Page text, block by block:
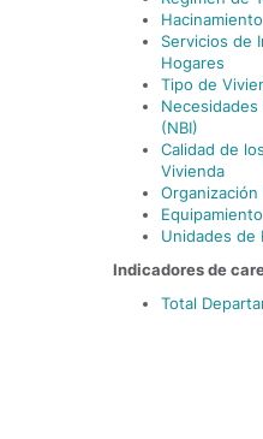
Hacinamiento
Servicios de
Hogares
Tipo de
Necesidades
(NBI)
Calidad de
Vivienda
Organización
Unidades de
Indicadores de
Total